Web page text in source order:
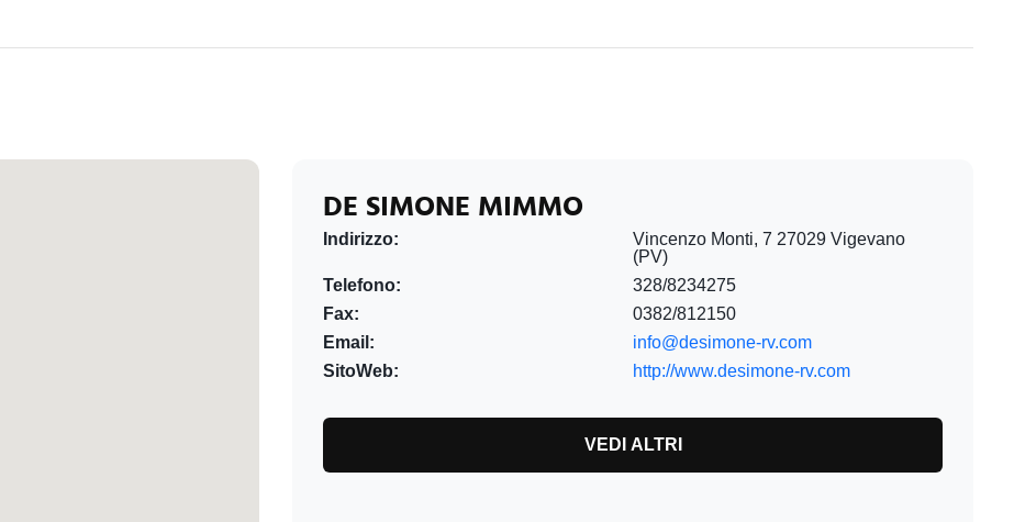
DE SIMONE MIMMO
Indirizzo:
Vincenzo Monti, 7 27029 Vigevano
(PV)
Telefono:
328/8234275
Fax:
0382/812150
Email:
info@desimone-rv.com
SitoWeb:
http://www.desimone-rv.com
VEDI ALTRI